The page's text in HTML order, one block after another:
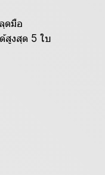
ดมือ
สูงสุด 5 ใบ